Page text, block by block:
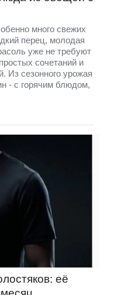
много свежих
перец, молодая
уже не требуют
сочетаний и
Из сезонного урожая
- с горячим блюдом,
её